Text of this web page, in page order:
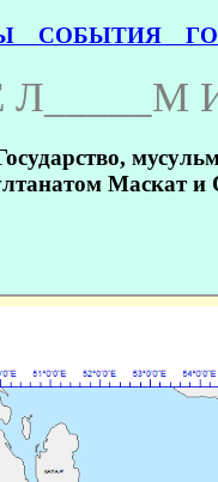
СОБЫТИЯ
Л_____М
Маскат